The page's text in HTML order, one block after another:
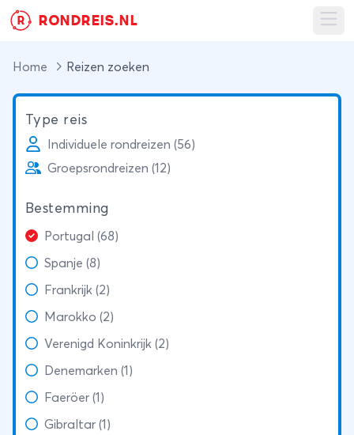
R RONDREIS.NL
Home Reizen zoeken
Type reis
Individuele rondreizen (56)
Groepsrondreizen (12)
Bestemming
Portugal (68)
Spanje (8)
Frankrijk (2)
Marokko (2)
Verenigd Koninkrijk (2)
Denemarken (1)
Faeröer (1)
Gibraltar (1)